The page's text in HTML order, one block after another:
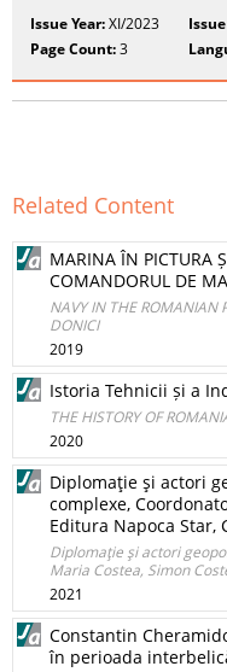
Issue Year:XI/2023
Page Count:3
Related Content
MARINA ÎN PICTURA
COMANDORUL DE
NAVY IN THE ROMANIAN
DONICI
2019
Istoria Tehnicii și a
THE HISTORY OF
2020
Diplomaţie şi actori
complexe,
Editura Napoca Star,
Diplomaţie şi actori
Maria Costea, Simon
2021
Constantin
în perioada